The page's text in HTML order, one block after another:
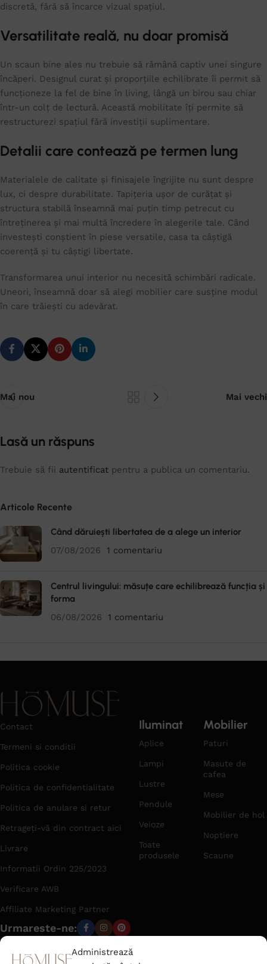
Administrează
discretă, fără să încarce vizual spațiul.
Versatilitate reală, nu doar promisă
Un scaun bine ales nu trebuie să rămână captiv unei singure
încăperi. Designul curat și proporțiile echilibrate îi permit să
funcționeze la fel de bine în living, lângă un birou sau chiar
într-un colț de lectură. Această mobilitate îți permite să
restructurezi spațiul fără investiții suplimentare.
Detalii care contează pe termen lung
Materialele de calitate și finisajele îngrijite nu sunt despre
lux, ci despre durabilitate. Tapițeria ușor de curățat și
structura stabilă înseamnă mai puțin timp petrecut cu
întreținerea și mai multă încredere în alegerile tale. Când
investești conștient în piese versatile, casa ta câștigă
coerență și tu câștigi libertate.
Transformarea unui interior nu necesită schimbări radicale.
Uneori, înseamnă doar să alegi mobilier care susține modul
în care trăiești cu adevărat.
Mai nou Mai vechi
Lasă un răspuns
Trebuie să fii autentificat pentru a publica un comentariu.
Articole Recente
Când dăruiești libertatea de a alege un interior
07/08/2026
1 comentariu
Centrul livingului: măsuțe care echilibrează funcția și
forma
06/08/2026
1 comentariu
Contact
Termeni si conditii
Politica cookie
Politica de confidentialitate
Politica de anulare si retur
Retrageți-vă din contract aici
Livrare
Informatii Ordin 225/2023
Verificare AWB
Affiliate Marketing Partner
Iluminat
Aplice
Lampi
Lustre
Pendule
Veioze
Toate
produsele
Mobilier
Paturi
Masute de
cafea
Mese
Mobilier de hol
Noptiere
Scaune
Urmareste-ne: